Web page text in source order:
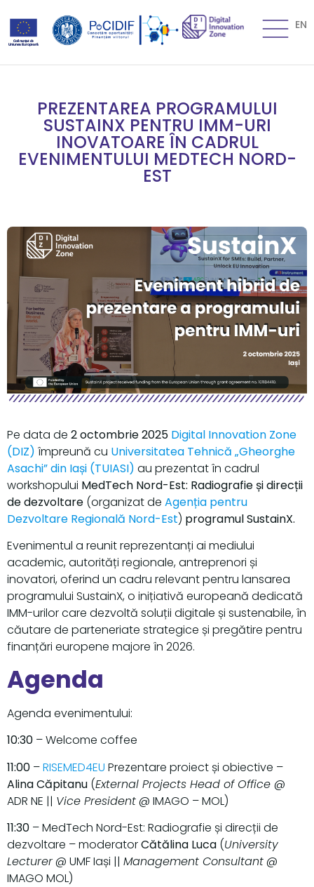
EN
PREZENTAREA PROGRAMULUI
SUSTAINX PENTRU IMM-URI
INOVATOARE ÎN CADRUL
EVENIMENTULUI MEDTECH NORD-
EST
Pe data de 2 octombrie 2025 Digital Innovation Zone
(DIZ) împreună cu Universitatea Tehnică „Gheorghe
Asachi” din Iași (TUIASI) au prezentat în cadrul
workshopului MedTech Nord-Est: Radiografie și direcții
de dezvoltare (organizat de Agenția pentru
Dezvoltare Regională Nord-Est) programul SustainX.
Evenimentul a reunit reprezentanți ai mediului
academic, autorități regionale, antreprenori și
inovatori, oferind un cadru relevant pentru lansarea
programului SustainX, o inițiativă europeană dedicată
IMM-urilor care dezvoltă soluții digitale și sustenabile, în
căutare de parteneriate strategice și pregătire pentru
finanțări europene majore în 2026.
Agenda
Agenda evenimentului:
10:30 – Welcome coffee
11:00 –RISEMED4EU Prezentare proiect și obiective –
Alina Căpitanu (External Projects Head of Office @
ADR NE || Vice President@ IMAGO – MOL)
11:30 – MedTech Nord-Est: Radiografie și direcții de
dezvoltare – moderatorCătălina Luca (University
Lecturer@ UMF Iași || Management Consultant@
IMAGO MOL)